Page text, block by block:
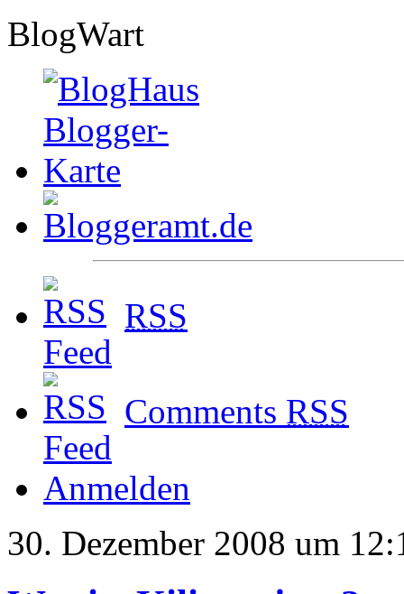
BlogWart
RSS
Comments RSS
Anmelden
30. Dezember 2008 um